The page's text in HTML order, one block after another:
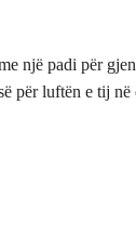
një padi për
për luftën e tij